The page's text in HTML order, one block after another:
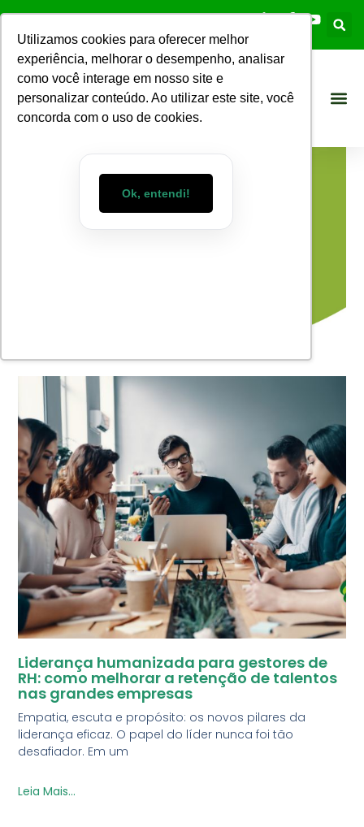
Utilizamos cookies para oferecer melhor
experiência, melhorar o desempenho, analisar
como você interage em nosso site e
personalizar conteúdo. Ao utilizar este site, você
concorda com o uso de cookies.
Ok, entendi!
Liderança humanizada para gestores de
RH: como melhorar a retenção de talentos
nas grandes empresas
Empatia, escuta e propósito: os novos pilares da
liderança eficaz. O papel do líder nunca foi tão
desafiador. Em um
Leia Mais...